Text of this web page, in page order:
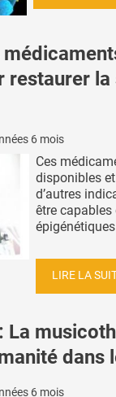
restaurer la
6 mois
Ces
disponibles
d’autres
être capables
LIRE LA
La
dans
6 mois